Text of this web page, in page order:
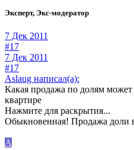
Эксперт, Экс-модератор
7 Дек 2011
#17
7 Дек 2011
#17
Aslaug написал(а):
Какая продажа по долям может
квартире
Нажмите для раскрытия...
Обыкновенная! Продажа доли
A